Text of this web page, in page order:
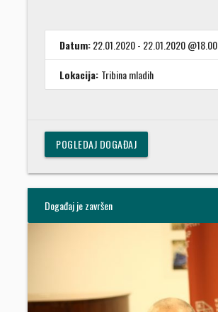
Datum:22.01.2020 - 22.01.2020 @18.00
Lokacija: Tribina mladih
POGLEDAJ DOGAĐAJ
Događaj je završen